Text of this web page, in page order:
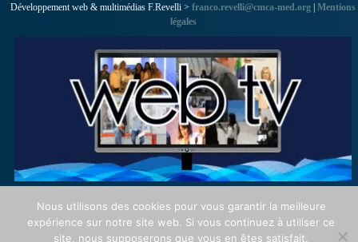
Développement web & multimédias F.Revelli > franco.revelli@cmca-med.org | Mentions
légales
Nous utilisons des cookies pour vous garantir la meilleure
expérience sur notre site web. Si vous continuez à utiliser ce
site, nous supposerons que vous en êtes satisfait.